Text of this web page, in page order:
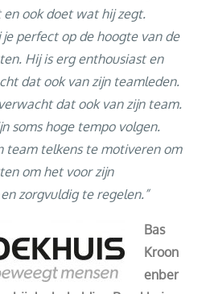
ook doet wat hij zegt.
je perfect op de hoogte van de
Hij is erg enthousiast en
dat ook van zijn teamleden.
dat ook van zijn team.
soms hoge tempo volgen.
team telkens te motiveren om
om het voor zijn
zorgvuldig te regelen.”
Bas
Kroon
enber